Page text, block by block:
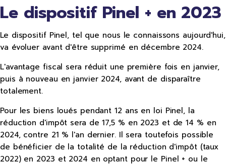
Le dispositif Pinel + en 2023
Le dispositif Pinel, tel que nous le connaissons aujourd'hui,
va évoluer avant d'être supprimé en décembre 2024.
L'avantage fiscal sera réduit une première fois en janvier,
puis à nouveau en janvier 2024, avant de disparaître
totalement.
Pour les biens loués pendant 12 ans en loi Pinel, la
réduction d'impôt sera de 17,5 % en 2023 et de 14 % en
2024, contre 21 % l'an dernier. Il sera toutefois possible
de bénéficier de la totalité de la réduction d'impôt (taux
2022) en 2023 et 2024 en optant pour le Pinel + ou le